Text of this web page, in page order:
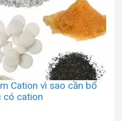
Cation vì sao cần bổ
có cation